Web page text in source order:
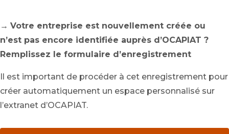
→ Votre entreprise est nouvellement créée ou
n’est pas encore identifiée auprès d’OCAPIAT ?
Remplissez le formulaire d’enregistrement
Il est important de procéder à cet enregistrement pour
créer automatiquement un espace personnalisé sur
l’extranet d’OCAPIAT.